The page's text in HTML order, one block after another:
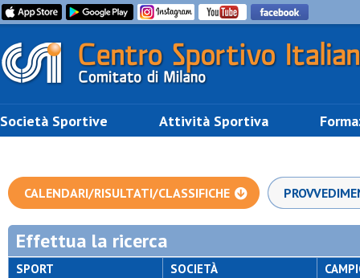
Società Sportive Attività Sportiva
CALENDARI/RISULTATI/CLASSIFICHE
Effettua la ricerca
SPORT SOCIETÀ